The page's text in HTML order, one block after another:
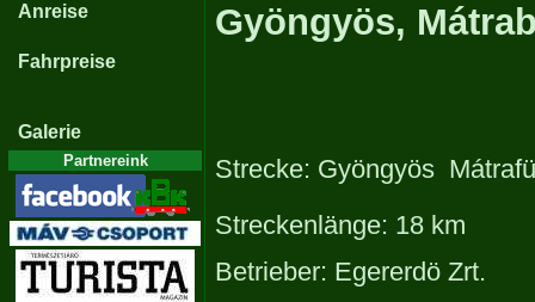
Anreise
Fahrpreise
Galerie
Partnereink
Gyöngyös,
Strecke: Gyöngyös 
Streckenlänge: 18 km
Betrieber: Egererdö Zrt.